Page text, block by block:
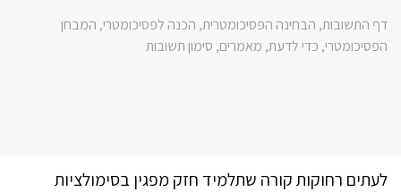
דף התשובות, הבחינה הפסיכומטרית, הכנה לפסיכומטרי, המבחן
הפסיכומטרי, כדי לדעת, מאמרים, סימון תשובות
לעתים רחוקות קורה שתלמיד חזק מפגין בסימולציות